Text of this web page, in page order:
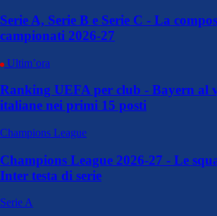
Serie A, Serie B e Serie C - La
campionati 2026-27
Ultim’ora
Ranking UEFA per club - Bayern al
italiane nei primi 15 posti
Champions League
Champions League 2026-27 - Le
Inter testa di serie
Serie A